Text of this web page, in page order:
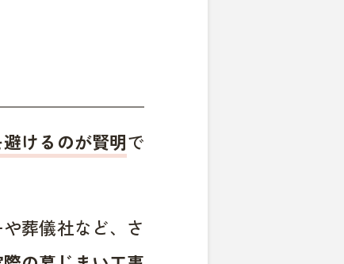
けるのが賢明で
葬儀社など、さ